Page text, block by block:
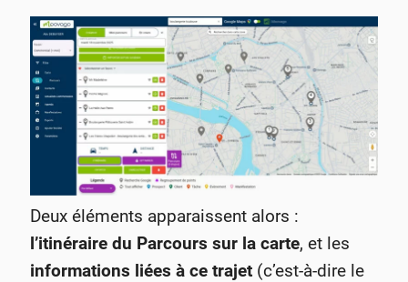
Deux éléments apparaissent alors :
l’itinéraire du Parcours sur la carte, et les
informations liées à ce trajet (c’est-à-dire le